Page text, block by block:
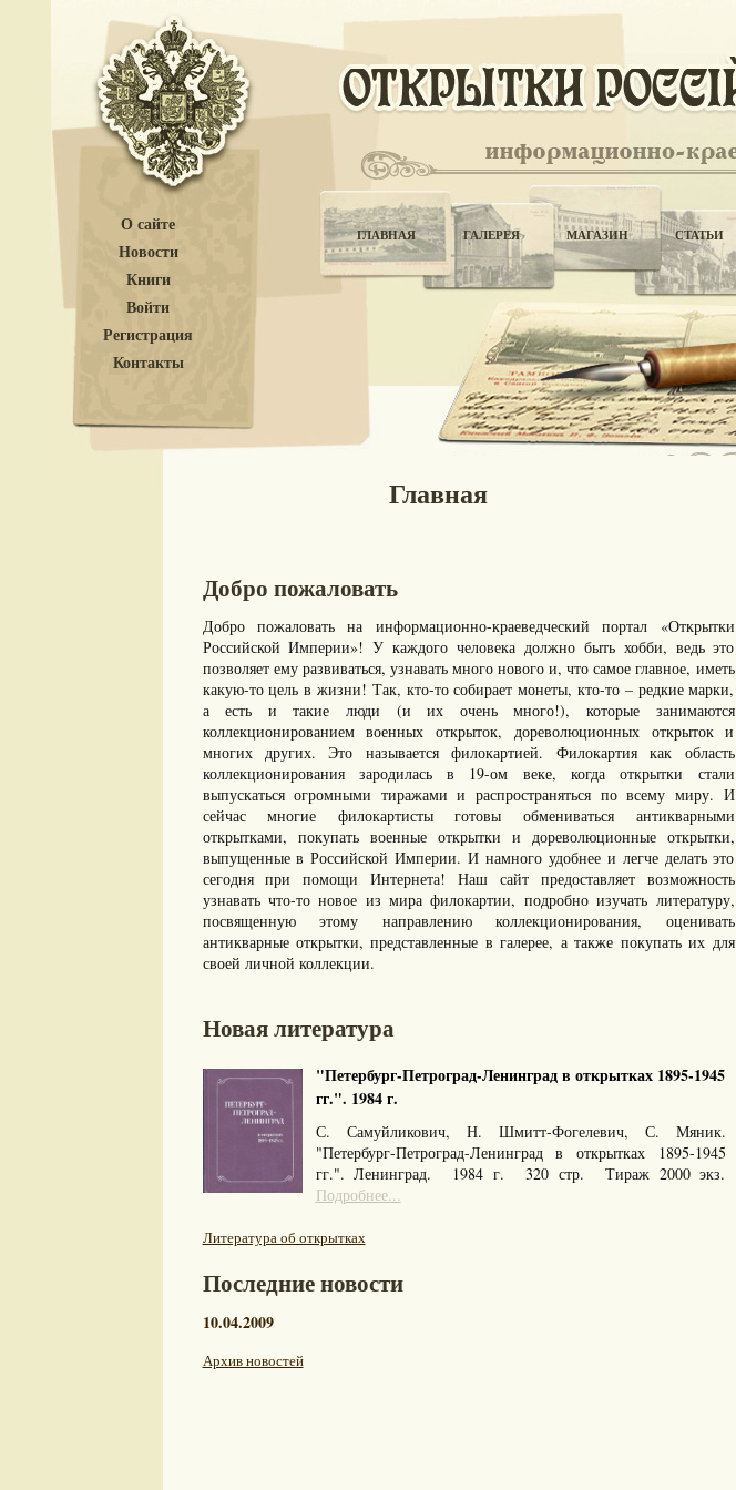
О сайте
Новости
Книги
Войти
Регистрация
Контакты
ГЛАВНАЯ ГАЛЕРЕЯ МАГАЗИН СТАТЬИ
Главная
Добро пожаловать
Добро пожаловать на информационно-краеведческий портал «Открытки
Российской Империи»! У каждого человека должно быть хобби, ведь это
позволяет ему развиваться, узнавать много нового и, что самое главное, иметь
какую-то цель в жизни! Так, кто-то собирает монеты, кто-то – редкие марки,
а есть и такие люди (и их очень много!), которые занимаются
коллекционированием военных открыток, дореволюционных открыток и
многих других. Это называется филокартией. Филокартия как область
коллекционирования зародилась в 19-ом веке, когда открытки стали
выпускаться огромными тиражами и распространяться по всему миру. И
сейчас многие филокартисты готовы обмениваться антикварными
открытками, покупать военные открытки и дореволюционные открытки,
выпущенные в Российской Империи. И намного удобнее и легче делать это
сегодня при помощи Интернета! Наш сайт предоставляет возможность
узнавать что-то новое из мира филокартии, подробно изучать литературу,
посвященную этому направлению коллекционирования, оценивать
антикварные открытки, представленные в галерее, а также покупать их для
своей личной коллекции.
Новая литература
"Петербург-Петроград-Ленинград в открытках 1895-1945
гг.". 1984 г.
С. Самуйликович, Н. Шмитт-Фогелевич, С. Мяник.
"Петербург-Петроград-Ленинград в открытках 1895-1945
гг.". Ленинград. 1984 г. 320 стр. Тираж 2000 экз.
Подробнее...
Литература об открытках
Последние новости
10.04.2009
Архив новостей